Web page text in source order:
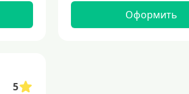
Оформить
5